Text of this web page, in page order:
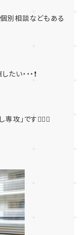
別相談などもある
い・・・❗
攻」です👍🏻✨